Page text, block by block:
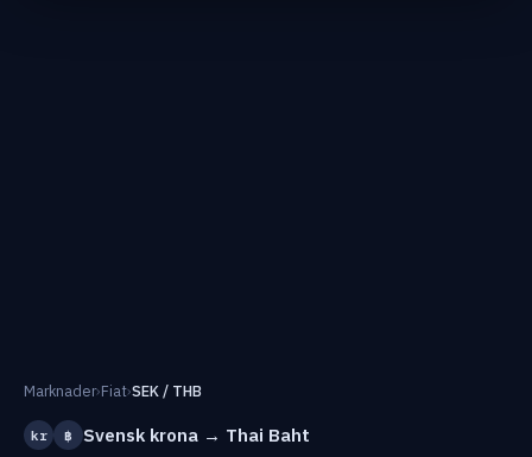
Marknader›Fiat›SEK / THB
kr ฿ Svensk krona → Thai Baht